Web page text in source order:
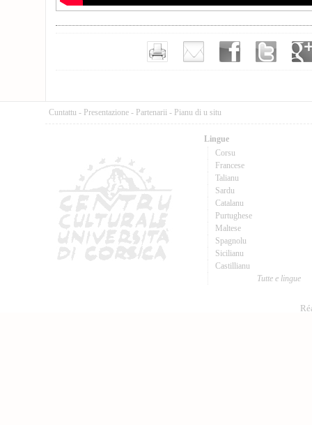
Cuntattu - Presentazione - Partenarii - Pianu di u situ
Lingue
Corsu
Francese
Talianu
Sardu
Catalanu
Purtughese
Maltese
Spagnolu
Sicilianu
Castillianu
Tutte e lingue